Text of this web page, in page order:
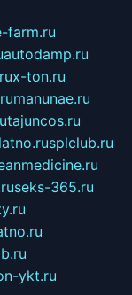
farm.ru
autodamp.ru
x-ton.ru
manunae.ru
tajuncos.ru
splclub.ru
seks-365.ru
ykt.ru